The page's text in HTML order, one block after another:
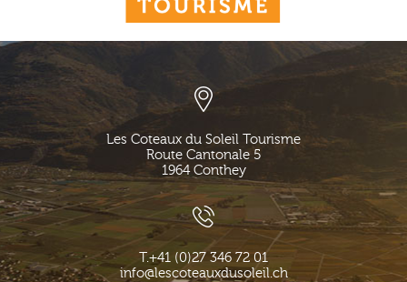
Les Coteaux du Soleil Tourisme
Route Cantonale 5
1964 Conthey
T.+41 (0)27 346 72 01
info@lescoteauxdusoleil.ch